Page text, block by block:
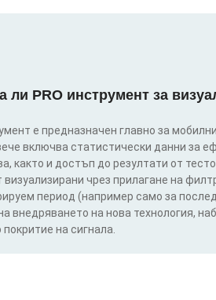
ли PRO инструмент за
е предназначен главно за
включва статистически данни за
както и достъп до резултати от
чрез прилагане на
период (например само за
внедряването на нова технология,
на сигнала.